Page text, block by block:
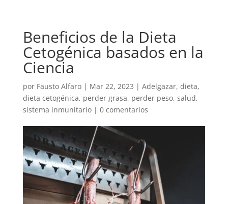
Beneficios de la Dieta
Cetogénica basados en la
Ciencia
por Fausto Alfaro| Mar 22, 2023 | Adelgazar, dieta,
dieta cetogénica, perder grasa, perder peso, salud,
sistema inmunitario| 0 comentarios